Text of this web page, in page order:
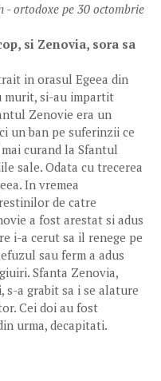
ortodoxe pe 30 octombrie
si Zenovia, sora sa
in orasul Egeea din
murit, si-au impartit
Zenovie era un
un ban pe suferinzii ce
curand la Sfantul
sale. Odata cu trecerea
In vremea
de catre
a fost arestat si adus
i-a cerut sa il renege pe
sau ferm a adus
Sfanta Zenovia,
s-a grabit sa i se alature
Cei doi au fost
urma, decapitati.